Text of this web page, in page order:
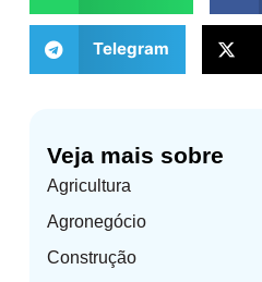
Veja mais sobre
Agricultura
Agronegócio
Construção
Telegram